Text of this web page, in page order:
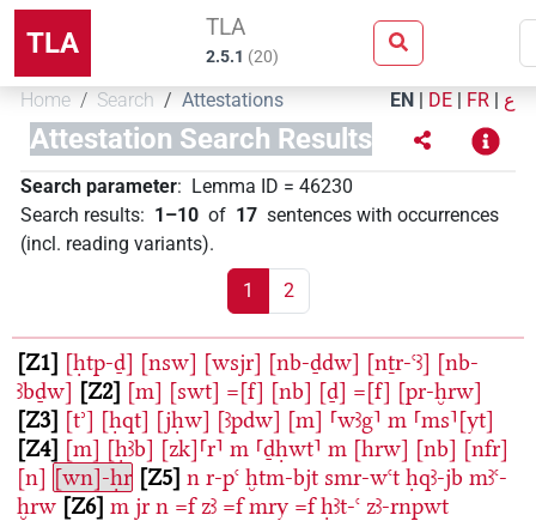
TLA TLA
2.5.1 (20)
Home Search Attestations EN | DE | FR | ع
Attestation Search Results
Search parameter: Lemma ID = 46230
Search results: 1–10 of 17 sentences with occurrences
(incl. reading variants).
1 2
Z1 [ḥtp-ḏ] [nsw] [wsjr] [nb-ḏdw] [nṯr-ꜥꜣ] [nb-
ꜣbḏw]
Z2 [m] [swt] =[f] [nb] [ḏ] =[f] [pr-ḫrw]
Z3
[tʾ] [ḥqt] [jḥw] [ꜣpdw] [m] ⸢wꜣg⸣ m ⸢ms⸣[yt]
Z4
[m] [ḥꜣb] [zk]⸢r⸣ m ⸢ḏḥwt⸣ m [hrw] [nb] [nfr]
[n] [wn]-ḥr Z5 n r-pꜥ ḫtm-bjt smr-wꜥt ḥqꜣ-jb mꜣꜥ-
ḫrw Z6 m jr n =f zꜣ =f mry =f ḥꜣt-ꜥ zꜣ-rnpwt